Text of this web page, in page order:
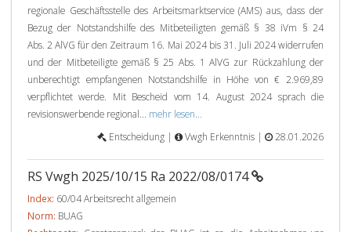
regionale Geschäftsstelle des Arbeitsmarktservice (AMS) aus, dass der
Bezug der Notstandshilfe des Mitbeteiligten gemäß § 38 iVm § 24
Abs. 2 AlVG für den Zeitraum 16. Mai 2024 bis 31. Juli 2024 widerrufen
und der Mitbeteiligte gemäß § 25 Abs. 1 AlVG zur Rückzahlung der
unberechtigt empfangenen Notstandshilfe in Höhe von € 2.969,89
verpflichtet werde. Mit Bescheid vom 14. August 2024 sprach die
revisionswerbende regional... mehr lesen...
Entscheidung |
Vwgh Erkenntnis | 28.01.2026
RS Vwgh 2025/10/15 Ra 2022/08/0174
Index: 60/04 Arbeitsrecht allgemein
Norm: BUAG